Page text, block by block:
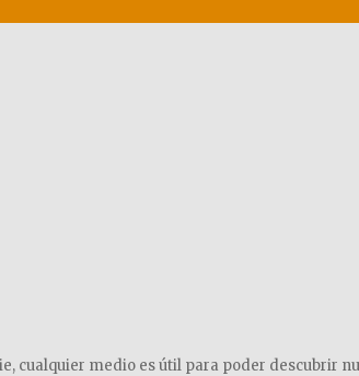
cualquier medio es útil para poder descubrir